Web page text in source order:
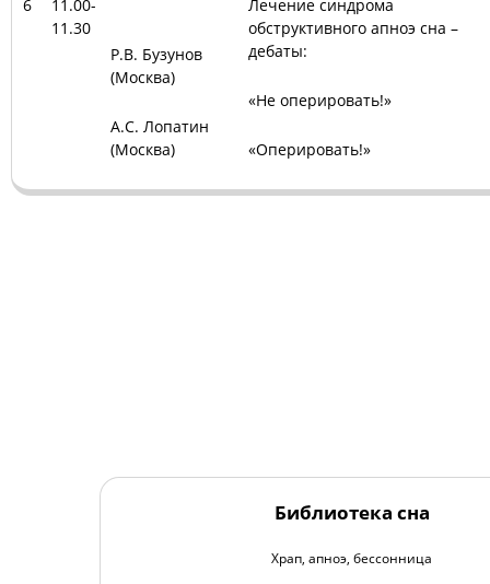
6
11.00-
11.30
Р.В. Бузунов
(Москва)
А.С. Лопатин
(Москва)
Лечение синдрома
обструктивного апноэ сна –
дебаты:
«Не оперировать!»
«Оперировать!»
Библиотека сна
Храп, апноэ, бессонница